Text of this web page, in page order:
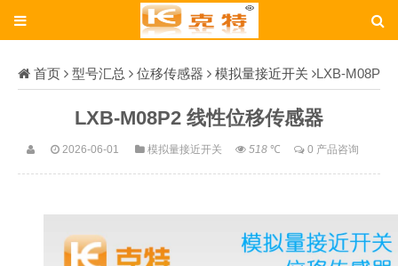
首页 型号汇总 位移传感器 模拟量接近开关 LXB-M08P
LXB-M08P2 线性位移传感器
2026-06-01 模拟量接近开关 518℃ 0 产品咨询